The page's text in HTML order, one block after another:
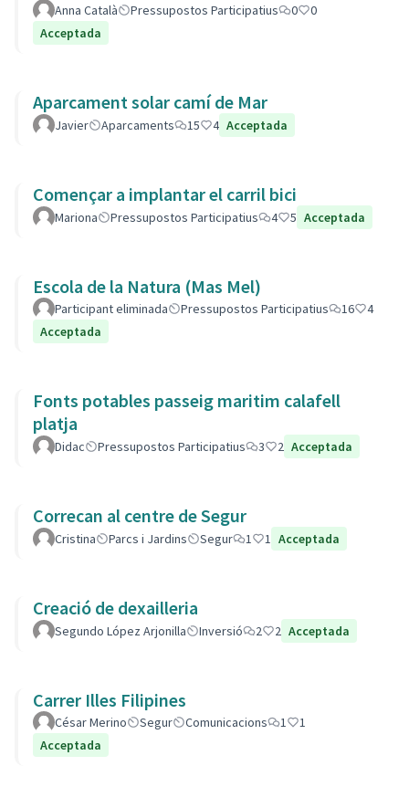
Anna Català Pressupostos Participatius 0
0
Acceptada
Aparcament solar camí de Mar
Javier Aparcaments 15 4 Acceptada
Començar a implantar el carril bici
Mariona Pressupostos Participatius 4 5 Acceptada
Escola de la Natura (Mas Mel)
Participant eliminada Pressupostos Participatius 16
4
Acceptada
Fonts potables passeig maritim calafell
platja
Didac Pressupostos Participatius 3 2 Acceptada
Correcan al centre de Segur
Cristina Parcs i Jardins Segur 1 1 Acceptada
Creació de dexailleria
Segundo López Arjonilla Inversió 2 2 Acceptada
Carrer Illes Filipines
César Merino Segur Comunicacions 1
1
Acceptada